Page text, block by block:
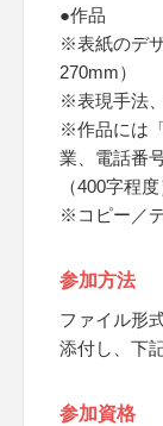
●作品
※表紙のデ
270mm）
※表現手法
※作品には
業、電話番
（400字程
※コピー／
参加方法
ファイル形
添付し、下
参加資格